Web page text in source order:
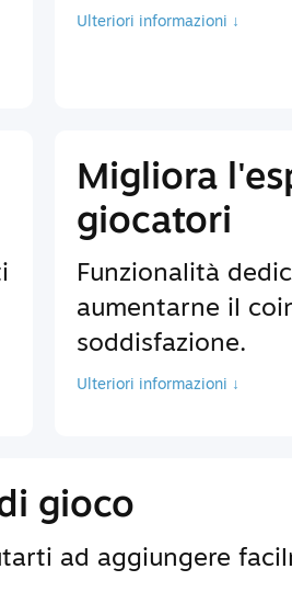
Ulteriori informazioni ↓
Migliora
giocatori
Funzionalità
aumentarne il
soddisfazione.
Ulteriori informazioni ↓
gioco
ad aggiungere